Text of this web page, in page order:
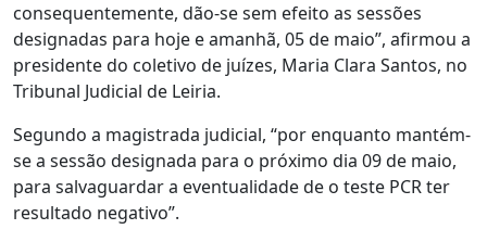
consequentemente, dão-se sem efeito as sessões
designadas para hoje e amanhã, 05 de maio”, afirmou a
presidente do coletivo de juízes, Maria Clara Santos, no
Tribunal Judicial de Leiria.
Segundo a magistrada judicial, “por enquanto mantém-
se a sessão designada para o próximo dia 09 de maio,
para salvaguardar a eventualidade de o teste PCR ter
resultado negativo”.